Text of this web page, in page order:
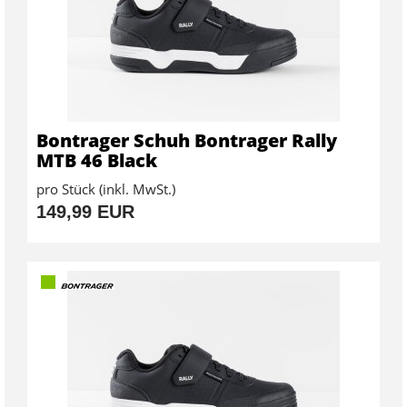
Bontrager Schuh Bontrager Rally
MTB 46 Black
pro Stück (inkl. MwSt.)
149,99 EUR